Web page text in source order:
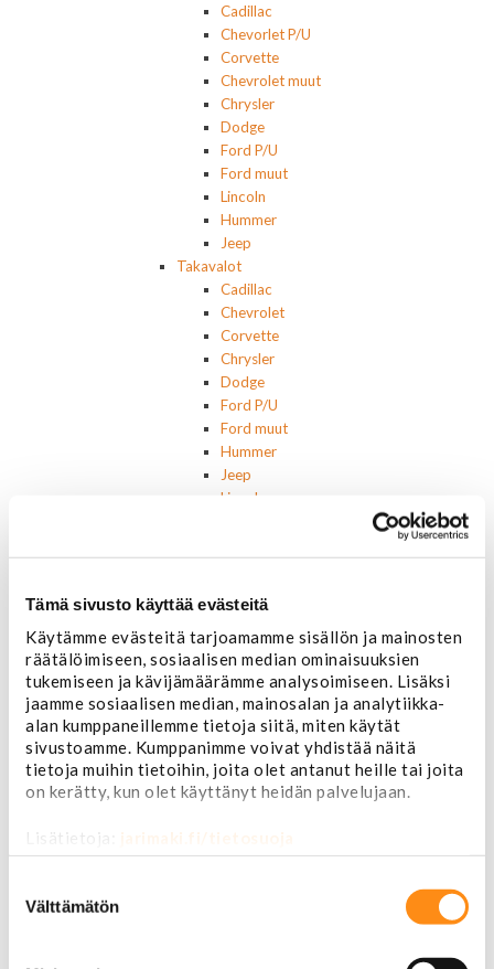
Tämä sivusto käyttää evästeitä
Käytämme evästeitä tarjoamamme sisällön ja mainosten
räätälöimiseen, sosiaalisen median ominaisuuksien
tukemiseen ja kävijämäärämme analysoimiseen. Lisäksi
jaamme sosiaalisen median, mainosalan ja analytiikka-
alan kumppaneillemme tietoja siitä, miten käytät
sivustoamme. Kumppanimme voivat yhdistää näitä
tietoja muihin tietoihin, joita olet antanut heille tai joita
on kerätty, kun olet käyttänyt heidän palvelujaan.
Lisätietoja: jarimaki.fi/tietosuoja
valinta
Välttämätön
Cadillac
Chevorlet P/U
Corvette
Chevrolet muut
Chrysler
Dodge
Ford P/U
Ford muut
Lincoln
Hummer
Jeep
Takavalot
Cadillac
Chevrolet
Corvette
Chrysler
Dodge
Ford P/U
Ford muut
Hummer
Jeep
Lincoln
Polttimot
Sähköosat
Akut
Lasinnostin- ja keskuslukon moottorit
Laturit ja laturin osat
Laturit
Laturin osat
Lämmitys ja ilmastointi
Etuvastukset